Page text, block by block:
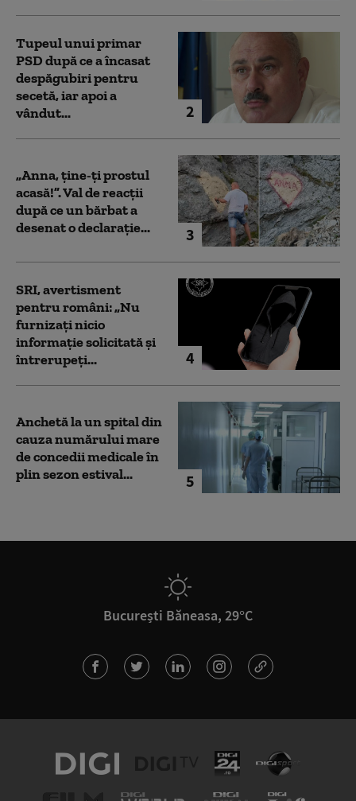
2
Tupeul unui primar
PSD după ce a încasat
despăgubiri pentru
secetă, iar apoi a
vândut...
3
„Anna, ţine-ţi prostul
acasă!”. Val de reacții
după ce un bărbat a
desenat o declarație...
4
SRI, avertisment
pentru români: „Nu
furnizați nicio
informație solicitată și
întrerupeți...
5
Anchetă la un spital din
cauza numărului mare
de concedii medicale în
plin sezon estival...
București Băneasa, 29°C